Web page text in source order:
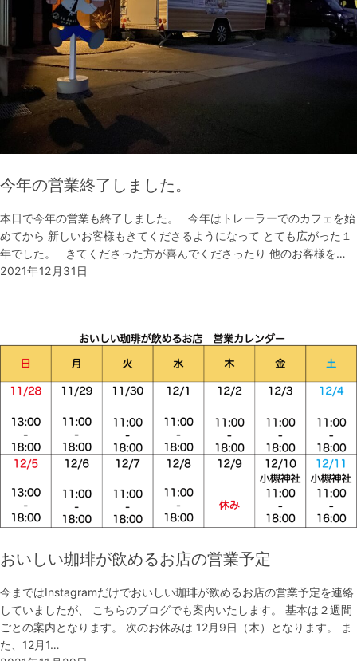
今年の営業終了しました。
本日で今年の営業も終了しました。 今年はトレーラーでのカフェを始
めてから 新しいお客様もきてくださるようになって とても広がった１
年でした。 きてくださった方が喜んでくださったり 他のお客様を…
2021年12月31日
おいしい珈琲が飲めるお店の営業予定
今まではInstagramだけでおいしい珈琲が飲めるお店の営業予定を連絡
していましたが、 こちらのブログでも案内いたします。 基本は２週間
ごとの案内となります。 次のお休みは 12月9日（木）となります。 ま
た、12月1…